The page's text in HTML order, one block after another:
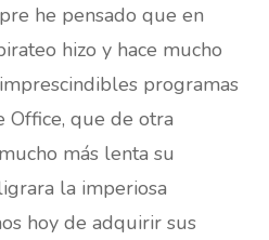
he pensado que en
hizo y hace mucho
programas
que de otra
más lenta su
la imperiosa
hoy de adquirir sus